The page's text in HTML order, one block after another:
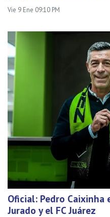
Vie 9 Ene 09:10 PM
Oficial: Pedro Caixinha
Jurado y el FC Juárez